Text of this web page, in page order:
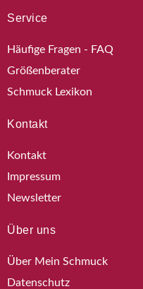
Service
Häufige Fragen - FAQ
Größenberater
Schmuck Lexikon
Kontakt
Kontakt
Impressum
Newsletter
Über uns
Über Mein Schmuck
Datenschutz